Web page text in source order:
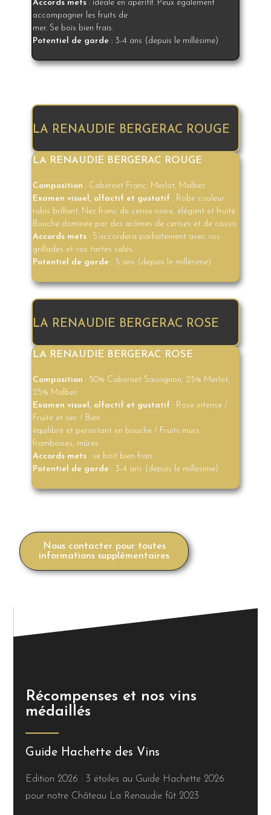
Accords mets : idéale en apéritif. Peux également
accompagner les fruits de
mer. Se bois bien frais.
Potentiel de garde : 3-4 ans (depuis le millésime)
LA RENAUDIE BERGERAC ROUGE
LA RENAUDIE BERGERAC ROUGE
Composition : Cabernet Franc, Merlot, Malbec
Examen visuel, olfactif et gustatif : Robe couleur
rubis brillant. Nez franc de cerise noire, élégant et fruité.
Bouche dominée par des arômes de cerises et de cassis.
Accords mets : S’accordera parfaitement avec vos
grillades et vos tartes salés.
Potentiel de garde : 5 ans (depuis le millésime)
LA RENAUDIE BERGERAC ROSE
LA RENAUDIE BERGERAC ROSE
Composition : 50% Cabernet Sauvignon, 25% Merlot,
25% Malbec
Examen visuel, olfactif et gustatif : Rose intense /
Fruité et sec / Bien
équilibré et persistant en bouche / Fruits murs :
framboises, mûres
Accords mets : se boit bien frais
Potentiel de garde : 3-4 ans (depuis le millésime)
Nous contacter pour toutes
informations supplémentaires
Récompenses et nos vins
médaillés
Guide Hachette des Vins
Edition 2026 : 3 étoiles au Guide Hachette 2026
pour notre Château La Renaudie fût 2023